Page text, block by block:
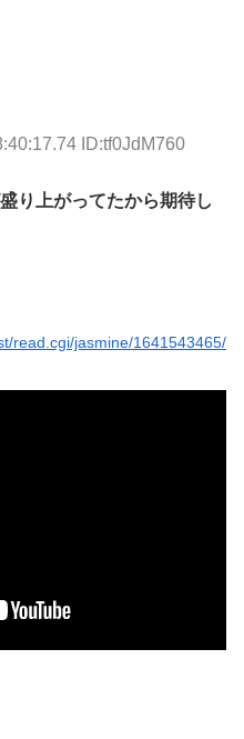
ID:tf0JdM760
り上がってたから期待し
read.cgi/jasmine/1641543465/